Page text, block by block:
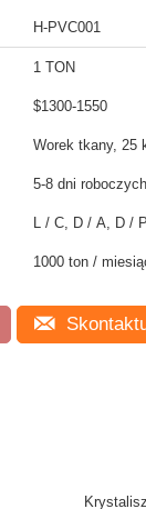
H-PVC001
1 TON
$1300-1550
Worek tkany, 25
5-8 dni roboczych
L / C, D / A, D /
1000 ton /